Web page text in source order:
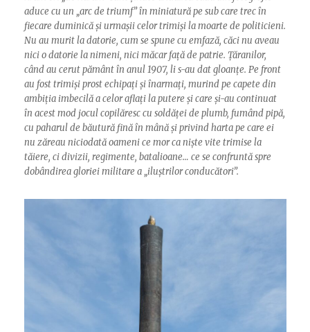
aduce cu un „arc de triumf” în miniatură pe sub care trec în
fiecare duminică și urmașii celor trimiși la moarte de politicieni.
Nu au murit la datorie, cum se spune cu emfază, căci nu aveau
nici o datorie la nimeni, nici măcar față de patrie. Țăranilor,
când au cerut pământ în anul 1907, li s-au dat gloanțe. Pe front
au fost trimiși prost echipați și înarmați, murind pe capete din
ambiția imbecilă a celor aflați la putere și care și-au continuat
în acest mod jocul copilăresc cu soldăței de plumb, fumând pipă,
cu paharul de băutură fină în mână și privind harta pe care ei
nu zăreau niciodată oameni ce mor ca niște vite trimise la
tăiere, ci divizii, regimente, batalioane… ce se confruntă spre
dobândirea gloriei militare a „iluștrilor conducători”.